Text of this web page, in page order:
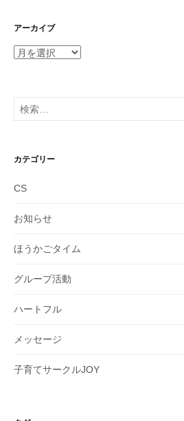
アーカイブ
ア
イ
ブ
検
索:
カテゴリー
CS
お知らせ
ほうかごタイム
グループ活動
ハートフル
メッセージ
子育てサークルJOY